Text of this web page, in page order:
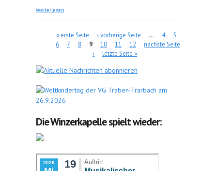
Weiterlesen
Seiten« erste Seite ‹ vorherige Seite … 4
5
6
7 8 9 10 11 12
nächste Seite
›
letzte Seite »
Die Winzerkapelle spielt wieder: